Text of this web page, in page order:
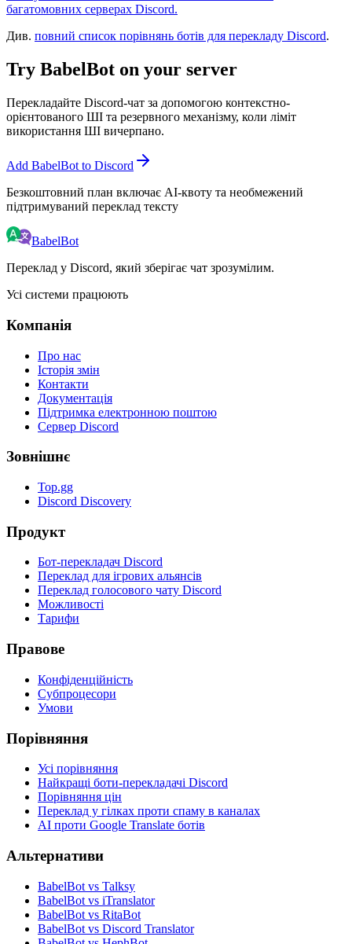
багатомовних серверах Discord.
Див. повний список порівнянь ботів для перекладу Discord.
Try BabelBot on your server
Перекладайте Discord-чат за допомогою контекстно-
орієнтованого ШІ та резервного механізму, коли ліміт
використання ШІ вичерпано.
Add BabelBot to Discord
Безкоштовний план включає AI-квоту та необмежений
підтримуваний переклад тексту
BabelBot
Переклад у Discord, який зберігає чат зрозумілим.
Усі системи працюють
Компанія
Про нас
Історія змін
Контакти
Документація
Підтримка електронною поштою
Сервер Discord
Зовнішнє
Top.gg
Discord Discovery
Продукт
Бот-перекладач Discord
Переклад для ігрових альянсів
Переклад голосового чату Discord
Можливості
Тарифи
Правове
Конфіденційність
Субпроцесори
Умови
Порівняння
Усі порівняння
Найкращі боти-перекладачі Discord
Порівняння цін
Переклад у гілках проти спаму в каналах
AI проти Google Translate ботів
Альтернативи
BabelBot vs Talksy
BabelBot vs iTranslator
BabelBot vs RitaBot
BabelBot vs Discord Translator